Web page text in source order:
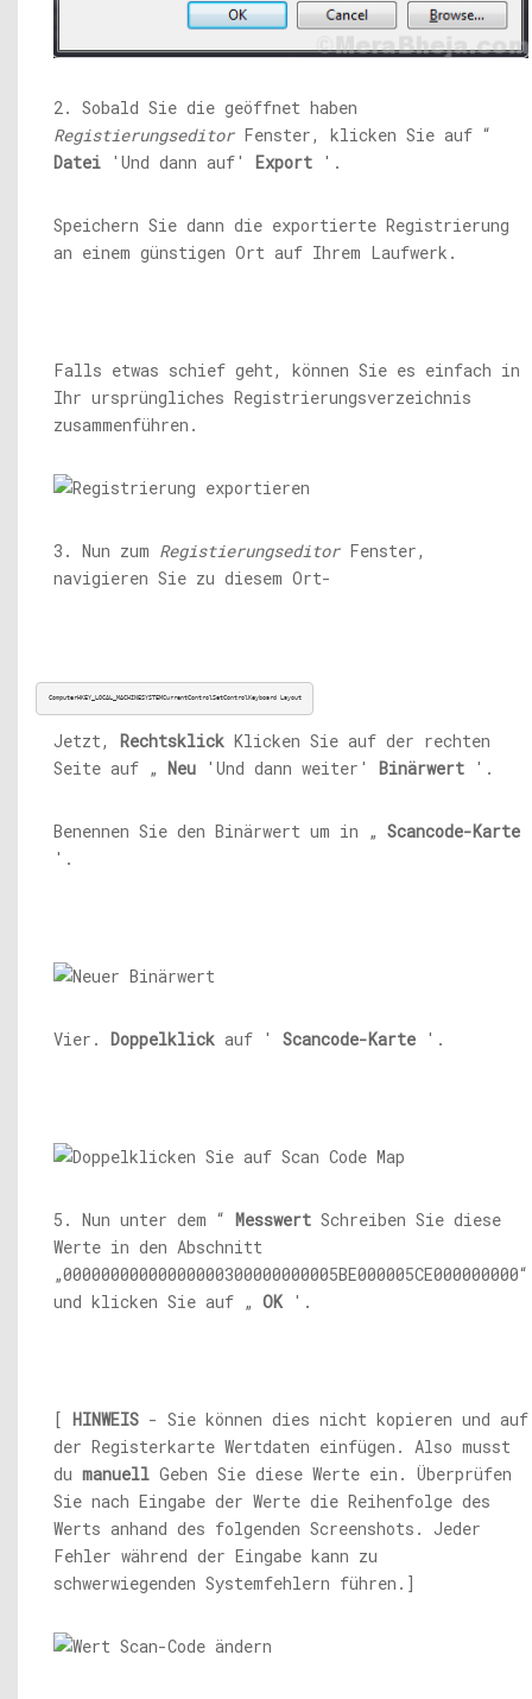
2. Sobald Sie die geöffnet haben
RegistierungseditorFenster, klicken Sie auf “
Datei 'Und dann auf' Export '.
Speichern Sie dann die exportierte Registrierung
an einem günstigen Ort auf Ihrem Laufwerk.
Falls etwas schief geht, können Sie es einfach in
Ihr ursprüngliches Registrierungsverzeichnis
zusammenführen.
3. Nun zum RegistierungseditorFenster,
navigieren Sie zu diesem Ort-
ComputerHKEY_LOCAL_MACHINESYSTEMCurrentControlSetControlKeyboard Layout
Jetzt, Rechtsklick Klicken Sie auf der rechten
Seite auf „ Neu 'Und dann weiter' Binärwert '.
Benennen Sie den Binärwert um in „ Scancode-Karte
'.
Vier. Doppelklick auf ' Scancode-Karte '.
5. Nun unter dem “ Messwert Schreiben Sie diese
Werte in den Abschnitt
„00000000000000000300000000005BE000005CE000000000“
und klicken Sie auf „ OK'.
[ HINWEIS - Sie können dies nicht kopieren und auf
der Registerkarte Wertdaten einfügen. Also musst
du manuell Geben Sie diese Werte ein. Überprüfen
Sie nach Eingabe der Werte die Reihenfolge des
Werts anhand des folgenden Screenshots. Jeder
Fehler während der Eingabe kann zu
schwerwiegenden Systemfehlern führen.]